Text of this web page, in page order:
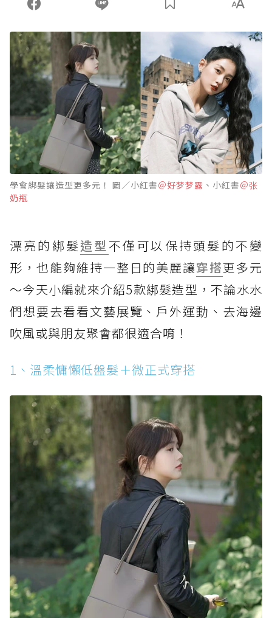
學會綁髮讓造型更多元！ 圖／小紅書＠好梦梦露 、小紅書＠张
奶瓶
漂亮的綁髮造型不僅可以保持頭髮的不變
形，也能夠維持一整日的美麗讓穿搭更多元
～今天小編就來介紹5款綁髮造型，不論水水
們想要去看看文藝展覽、戶外運動、去海邊
吹風或與朋友聚會都很適合唷！
1、溫柔慵懶低盤髮＋微正式穿搭